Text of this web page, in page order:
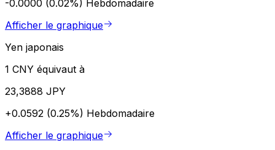
-0.0000 (0.02%) Hebdomadaire
Afficher le graphique
Yen japonais
1 CNY équivaut à
23,3888 JPY
+0.0592 (0.25%) Hebdomadaire
Afficher le graphique